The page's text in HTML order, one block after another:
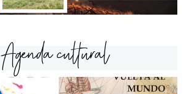
Agenda cultural